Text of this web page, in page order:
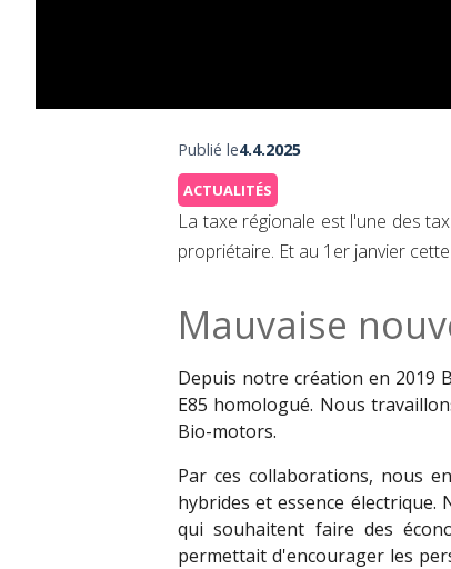
Publié le4.4.2025
ACTUALITÉS
La taxe régionale est l'une des
propriétaire. Et au 1er janvier
Mauvaise
Depuis notre création en 2019
E85 homologué. Nous
Bio-motors.
Par ces collaborations, nous
hybrides et essence
qui souhaitent faire des
permettait d'encourager les